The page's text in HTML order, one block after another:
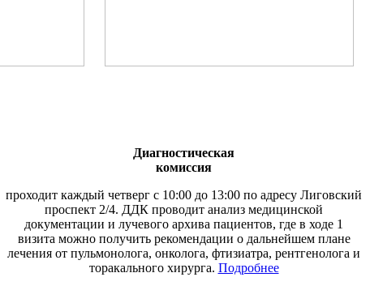
Диагностическая
комиссия
проходит каждый четверг с 10:00 до 13:00 по адресу Лиговский
проспект 2/4. ДДК проводит анализ медицинской
документации и лучевого архива пациентов, где в ходе 1
визита можно получить рекомендации о дальнейшем плане
лечения от пульмонолога, онколога, фтизиатра, рентгенолога и
торакального хирурга. Подробнее